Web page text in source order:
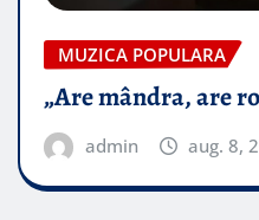
MUZICA POPULARA
„Are mândra, are
admin aug. 8,